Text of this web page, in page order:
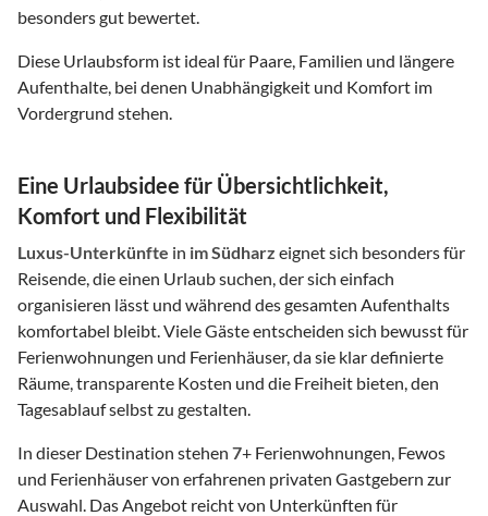
besonders gut bewertet.
Diese Urlaubsform ist ideal für Paare, Familien und längere
Aufenthalte, bei denen Unabhängigkeit und Komfort im
Vordergrund stehen.
Eine Urlaubsidee für Übersichtlichkeit,
Komfort und Flexibilität
Luxus-Unterkünfte in im Südharz eignet sich besonders für
Reisende, die einen Urlaub suchen, der sich einfach
organisieren lässt und während des gesamten Aufenthalts
komfortabel bleibt. Viele Gäste entscheiden sich bewusst für
Ferienwohnungen und Ferienhäuser, da sie klar definierte
Räume, transparente Kosten und die Freiheit bieten, den
Tagesablauf selbst zu gestalten.
In dieser Destination stehen 7+ Ferienwohnungen, Fewos
und Ferienhäuser von erfahrenen privaten Gastgebern zur
Auswahl. Das Angebot reicht von Unterkünften für